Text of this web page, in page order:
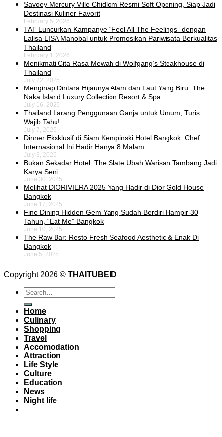
Savoey Mercury Ville Chidlom Resmi Soft Opening, Siap Jadi
Destinasi Kuliner Favorit
February 5, 2026
TAT Luncurkan Kampanye “Feel All The Feelings” dengan
Lalisa LISA Manobal untuk Promosikan Pariwisata Berkualitas
Thailand
February 1, 2026
Menikmati Cita Rasa Mewah di Wolfgang’s Steakhouse di
Thailand
July 22, 2025
Menginap Dintara Hijaunya Alam dan Laut Yang Biru: The
Naka Island Luxury Collection Resort & Spa
July 16, 2025
Thailand Larang Penggunaan Ganja untuk Umum, Turis
Wajib Tahu!
July 7, 2025
Dinner Eksklusif di Siam Kempinski Hotel Bangkok: Chef
Internasional Ini Hadir Hanya 8 Malam
July 3, 2025
Bukan Sekadar Hotel: The Slate Ubah Warisan Tambang Jadi
Karya Seni
June 30, 2025
Melihat DIORIVIERA 2025 Yang Hadir di Dior Gold House
Bangkok
June 17, 2025
Fine Dining Hidden Gem Yang Sudah Berdiri Hampir 30
Tahun, “Eat Me” Bangkok
June 10, 2025
The Raw Bar: Resto Fresh Seafood Aesthetic & Enak Di
Bangkok
June 5, 2025
Copyright 2026 © THAITUBEID
Home
Culinary
Shopping
Travel
Accomodation
Attraction
Life Style
Culture
Education
News
Night life